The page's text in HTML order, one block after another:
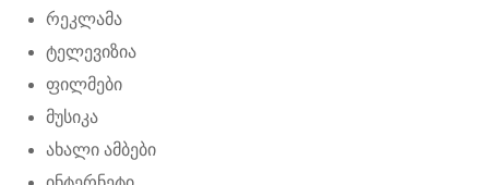
რეკლამა
ტელევიზია
ფილმები
მუსიკა
ახალი ამბები